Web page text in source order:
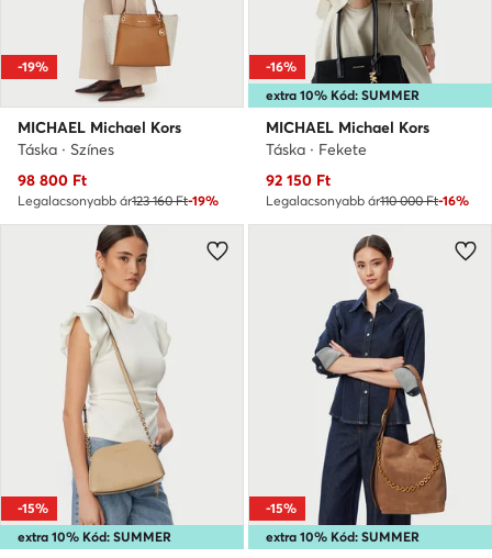
-19%
MICHAEL Michael Kors
Táska · Színes
Aktuális ár
98 800 Ft
Legalacsonyabb ár123 160 Ft-19%
extra 10% Kód: SUMMER
-16%
MICHAEL Michael Kors
Táska · Fekete
Aktuális ár
92 150 Ft
Legalacsonyabb ár110 000 Ft-16%
extra 10% Kód: SUMMER
-15%
extra 10% Kód: SUMMER
-15%